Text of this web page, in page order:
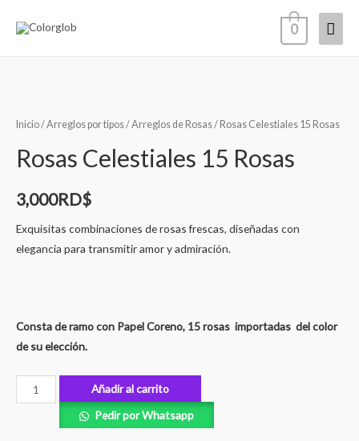
0
Inicio/Arreglos por tipos/Arreglos de Rosas/ Rosas Celestiales 15 Rosas
Rosas Celestiales 15 Rosas
3,000RD$
Exquisitas combinaciones de rosas frescas, diseñadas con
elegancia para transmitir amor y admiración.
Consta de ramo con Papel Coreno, 15 rosas importadas del color
de su elección.
Añadir al carrito
Pedir por Whatsapp